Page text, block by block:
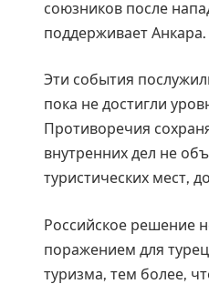
союзников после
поддерживает Анкара.
Эти события
пока не достигли
Противоречия
внутренних дел не
туристических мест,
Российское решение
поражением для
туризма, тем более,